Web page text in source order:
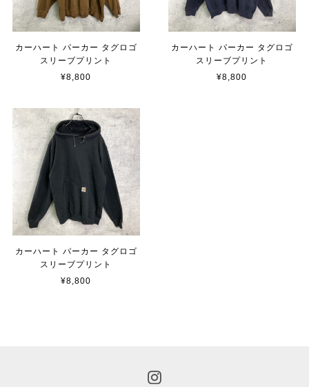
カーハート パーカー タグロゴ
スリーブプリント
¥8,800
カーハート パーカー タグロゴ
スリーブプリント
¥8,800
カーハート パーカー タグロゴ
スリーブプリント
¥8,800